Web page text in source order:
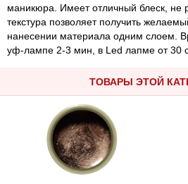
маникюра. Имеет отличный блеск, не
текстура позволяет получить
нанесении материала одним слоем.
уф-лампе 2-3 мин, в Led лапме от 30
ТОВАРЫ ЭТОЙ